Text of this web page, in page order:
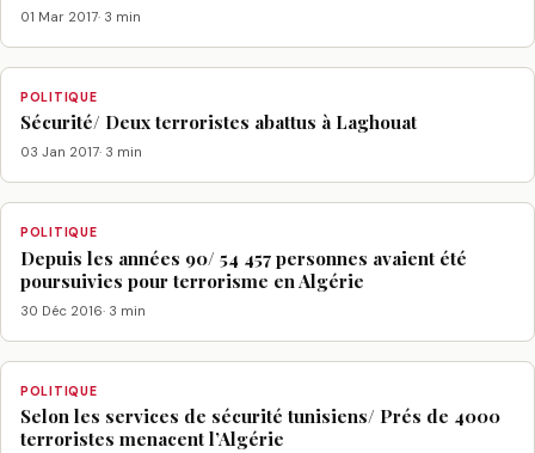
01 Mar 2017· 3 min
POLITIQUE
Sécurité/ Deux terroristes abattus à Laghouat
03 Jan 2017· 3 min
POLITIQUE
Depuis les années 90/ 54 457 personnes avaient été
poursuivies pour terrorisme en Algérie
30 Déc 2016· 3 min
POLITIQUE
Selon les services de sécurité tunisiens/ Prés de 4000
terroristes menacent l’Algérie